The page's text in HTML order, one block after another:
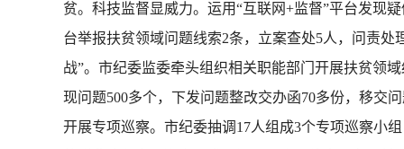
贫。科技监督显威力。运用“互联网+监督”平台发现
台举报扶贫领域问题线索2条，立案查处5人，问责
战”。市纪委监委牵头组织相关职能部门开展扶贫领
现问题500多个，下发问题整改交办函70多份，移交
开展专项巡察。市纪委抽调17人组成3个专项巡察小